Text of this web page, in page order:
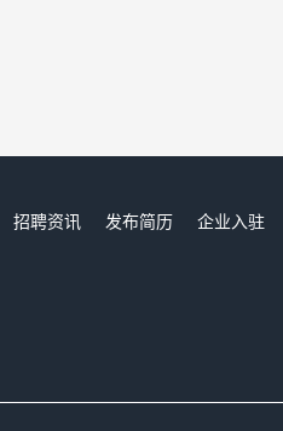
招聘资讯 发布简历 企业入驻